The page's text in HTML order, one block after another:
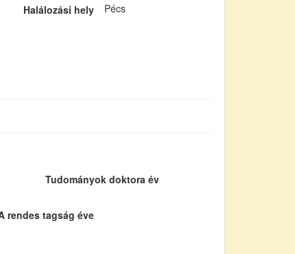
Halálozási hely
Pécs
Tudományok doktora év
rendes tagság éve